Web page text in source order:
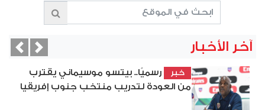
آخر الأخبار
خبر
رسميًا.. بيتسو موسيماني يقترب
من العودة لتدريب منتخب جنوب إفريقيا
Next